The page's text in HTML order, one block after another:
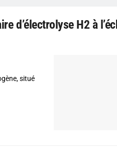
d’électrolyse H2 à
situé